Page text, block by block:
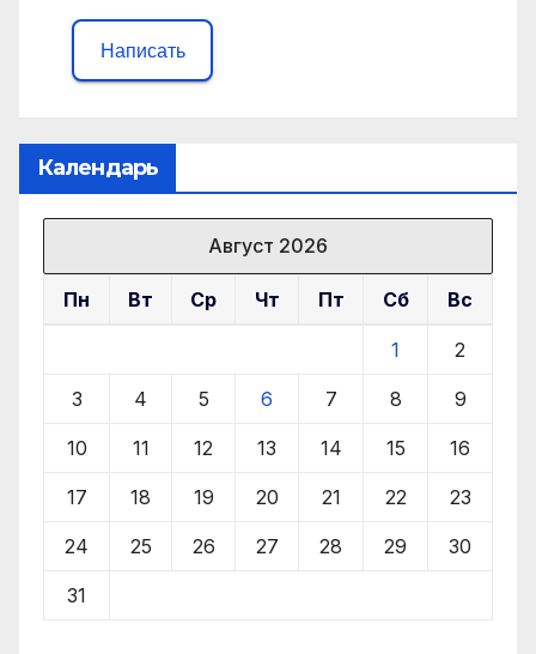
Написать
Календарь
Август 2026
Пн Вт Ср Чт Пт Сб Вс
1 2
3 4 5 6 7 8 9
10 11 12 13 14 15 16
17 18 19 20 21 22 23
24 25 26 27 28 29 30
31